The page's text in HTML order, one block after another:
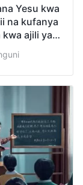
Yesu kwa
na kufanya
ajili ya
siku
katika